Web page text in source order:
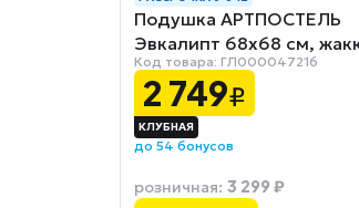
Подушка АРТПОСТЕЛЬ
Эвкалипт 68х68 см,
эвкалипт
Код товара: ГЛ000047216
2 749₽
до 54 бонусов
розничная: 3 299 ₽